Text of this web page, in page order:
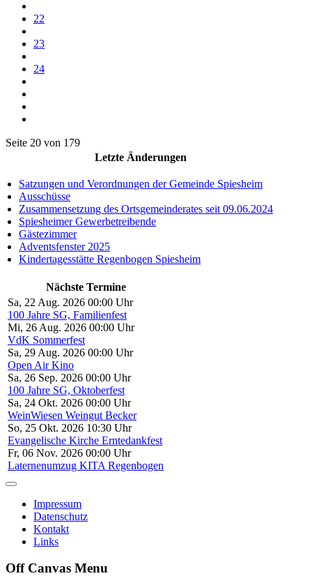
22
23
24
Seite 20 von 179
Letzte Änderungen
Satzungen und Verordnungen der Gemeinde Spiesheim
Ausschüsse
Zusammensetzung des Ortsgemeinderates seit 09.06.2024
Spiesheimer Gewerbetreibende
Gästezimmer
Adventsfenster 2025
Kindertagesstätte Regenbogen Spiesheim
Nächste Termine
Sa, 22 Aug. 2026 00:00 Uhr
100 Jahre SG, Familienfest
Mi, 26 Aug. 2026 00:00 Uhr
VdK Sommerfest
Sa, 29 Aug. 2026 00:00 Uhr
Open Air Kino
Sa, 26 Sep. 2026 00:00 Uhr
100 Jahre SG, Oktoberfest
Sa, 24 Okt. 2026 00:00 Uhr
WeinWiesen Weingut Becker
So, 25 Okt. 2026 10:30 Uhr
Evangelische Kirche Erntedankfest
Fr, 06 Nov. 2026 00:00 Uhr
Laternenumzug KITA Regenbogen
Impressum
Datenschutz
Kontakt
Links
Off Canvas Menu